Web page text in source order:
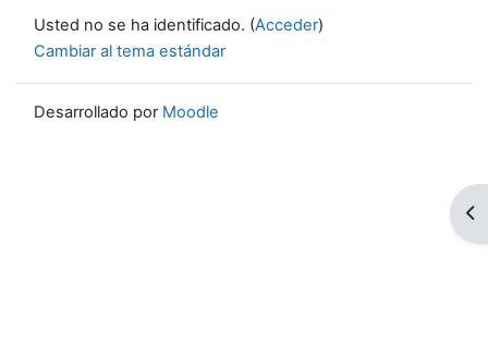
Usted no se ha identificado. (Acceder)
Cambiar al tema estándar
Desarrollado por Moodle